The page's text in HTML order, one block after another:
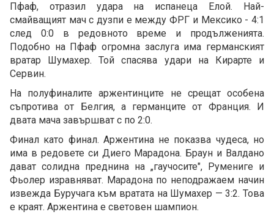
Пфаф, отразил удара на испанеца Елой. Най-
смайващият мач с дузпи е между ФРГ и Мексико - 4:1
след 0:0 в редовното време и продълженията.
Подобно на Пфаф огромна заслуга има германският
вратар Шумахер. Той спасява удари на Кирарте и
Сервин.
На полуфиналите аржентинците не срещат особена
съпротива от Белгия, а германците от Франция. И
двата мача завършват с по 2:0.
Финал като финал. Аржентина не показва чудеса, но
има в редовете си Диего Марадона. Браун и Валда­но
дават солидна преднина на „гаучосите", Румениге и
Фьолер изравняват. Марадона по неподражаем начин
извежда Буручага към вратата на Шумахер — 3:2. Това
е краят. Аржентина е световен шампион.